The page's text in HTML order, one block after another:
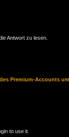
Antwort zu lesen.
Premium-Accounts
to use it.